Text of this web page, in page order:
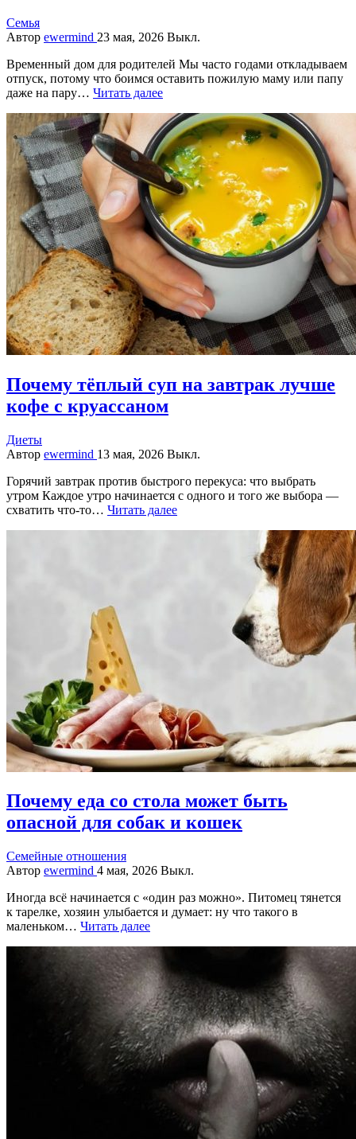
Семья
Автор ewermind 23 мая, 2026 Выкл.
Временный дом для родителей Мы часто годами откладываем
отпуск, потому что боимся оставить пожилую маму или папу
даже на пару… Читать далее
Почему тёплый суп на завтрак лучше
кофе с круассаном
Диеты
Автор ewermind 13 мая, 2026 Выкл.
Горячий завтрак против быстрого перекуса: что выбрать
утром Каждое утро начинается с одного и того же выбора —
схватить что-то… Читать далее
Почему еда со стола может быть
опасной для собак и кошек
Семейные отношения
Автор ewermind 4 мая, 2026 Выкл.
Иногда всё начинается с «один раз можно». Питомец тянется
к тарелке, хозяин улыбается и думает: ну что такого в
маленьком… Читать далее